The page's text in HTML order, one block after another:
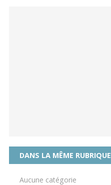
DANS LA MÊME RUBRIQUE
Aucune catégorie